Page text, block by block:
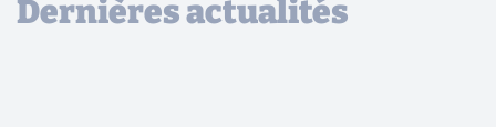
Dernières actualités